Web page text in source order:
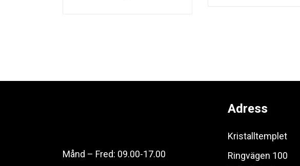
Månd – Fred: 09.00-17.00
Adress
Kristalltemplet
Ringvägen 100